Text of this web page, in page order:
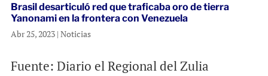
Brasil desarticuló red que traficaba oro de tierra
Yanonami en la frontera con Venezuela
Abr 25, 2023| Noticias
Fuente: Diario el Regional del Zulia